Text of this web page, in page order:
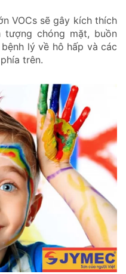
VOCs sẽ gây kích thích
tượng chóng mặt, buồn
lý về hô hấp và các
trên.